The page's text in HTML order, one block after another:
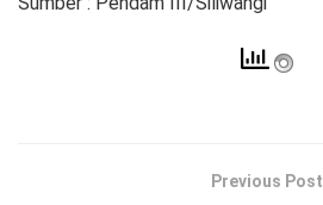
Previous Post